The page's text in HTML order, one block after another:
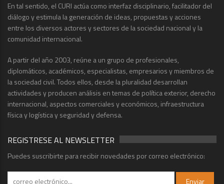
En tal sentido, el CURI actúa como interfaz disciplinario, facilitador del
diálogo y estimula la generación de ideas, propuestas y acciones
entre los diversos actores y sectores de la sociedad nacional y la
comunidad internacional.
A partir del año 2003, reúne a un grupo de profesionales,
diplomáticos, académicos, especialistas, empresarios y miembros de
la sociedad civil. Todos ellos, desde la pluralidad desarrollan
actividades y producen análisis en temas de política exterior, derecho
internacional, aspectos comerciales y económicos, infraestructura
física y logística y seguridad y defensa.
REGISTRESE AL NEWSLETTER
Puedes suscribirte para recibir novedades por correo electrónico: